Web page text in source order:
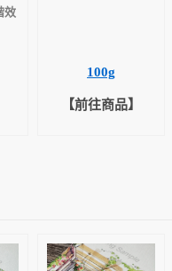
效
100g
【前往商品】